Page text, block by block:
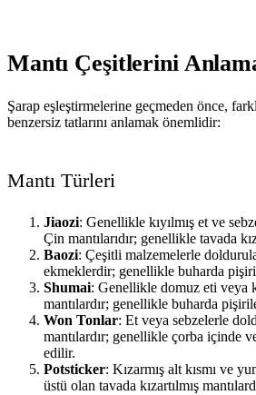
Mantı Çeşitlerini
Şarap eşleştirmelerine geçmeden önce,
benzersiz tatlarını anlamak önemlidir:
Mantı Türleri
Jiaozi: Genellikle kıyılmış et ve
Çin mantılarıdır; genellikle tavada
Baozi: Çeşitli malzemelerle
ekmeklerdir; genellikle buharda
Shumai: Genellikle domuz eti veya
mantılardır; genellikle buharda
Won Tonlar: Et veya sebzelerle
mantılardır; genellikle çorba içinde
edilir.
Potsticker: Kızarmış alt kısmı ve
üstü olan tavada kızartılmış